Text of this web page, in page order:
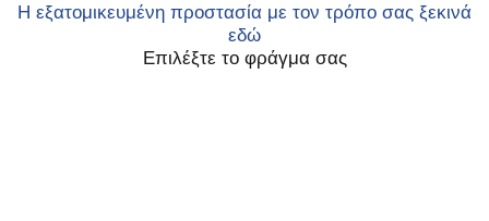
Η εξατομικευμένη προστασία με τον τρόπο σας ξεκινά
εδώ
Επιλέξτε το φράγμα σας